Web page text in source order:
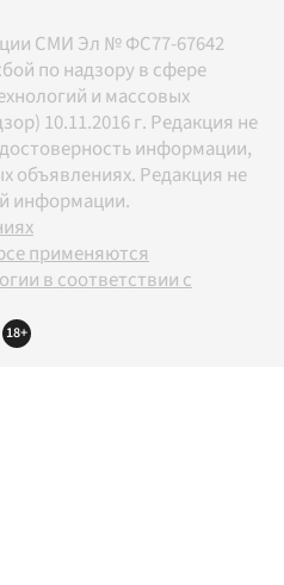
СМИ Эл № ФС77-67642
по надзору в сфере
и массовых
10.11.2016 г. Редакция не
информации,
объявлениях. Редакция не
информации.
применяются
в соответствии с
18+